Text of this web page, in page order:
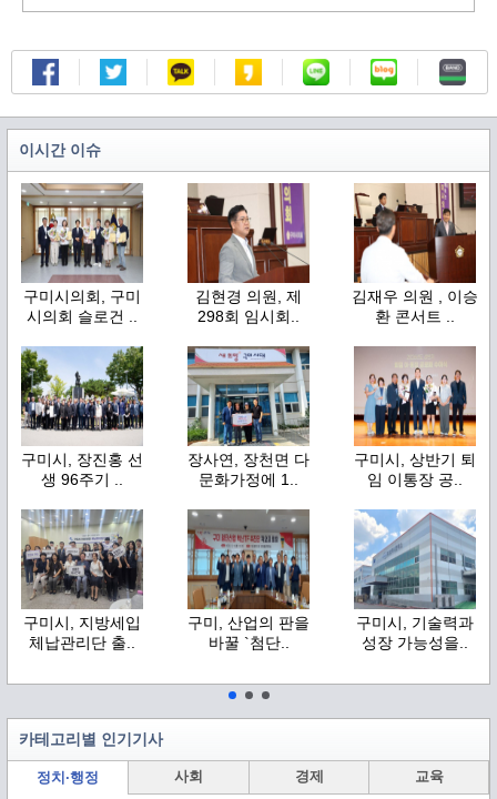
이시간 이슈
구미시의회, 구미
시의회 슬로건 ..
김현경 의원, 제
298회 임시회..
김재우 의원 , 이승
환 콘서트 ..
구미시, 장진홍 선
생 96주기 ..
장사연, 장천면 다
문화가정에 1..
구미시, 상반기 퇴
임 이통장 공..
구미시, 지방세입
체납관리단 출..
구미, 산업의 판을
바꿀 `첨단..
구미시, 기술력과
성장 가능성을..
카테고리별 인기기사
정치·행정 사회 경제 교육